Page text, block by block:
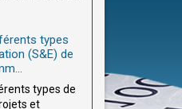
types
(S&E) de
types de
et